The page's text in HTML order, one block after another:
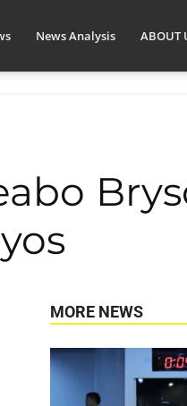
News Analysis ABOUT
MORE NEWS